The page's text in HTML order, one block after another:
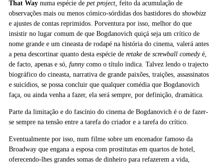
That Way numa espécie de pet project, feito da acumulação de
observações mais ou menos cómico-sórdidas dos bastidores do showbizz
e ajustes de contas reprimidos. Porventura por isso, melhor do que
insistir no lugar comum de que Bogdanovich quiçá seja um crítico de
nome grande e um cineasta de rodapé na história do cinema, valerá antes
a pena descortinar quanto desta espécie de retake de screwball comedy é,
de facto, apenas e só, funnycomo o título indica. Talvez lendo o trajecto
biográfico do cineasta, narrativa de grande paixões, traições, assassinatos
e suicídios, se possa concluir que qualquer comédia que Bogdanovich
faça, ou ainda venha a fazer, ela será sempre, por definição, dramática.
Parte da limitação e do fascínio do cinema de Bogdanovich é o de fazer-
se sempre na tensão entre a tarefa do criador e a tarefa do crítico.
Eventualmente por isso, num filme sobre um encenador famoso da
Broadway que engana a esposa com prostitutas em quartos de hotel,
oferecendo-lhes grandes somas de dinheiro para refazerem a vida,